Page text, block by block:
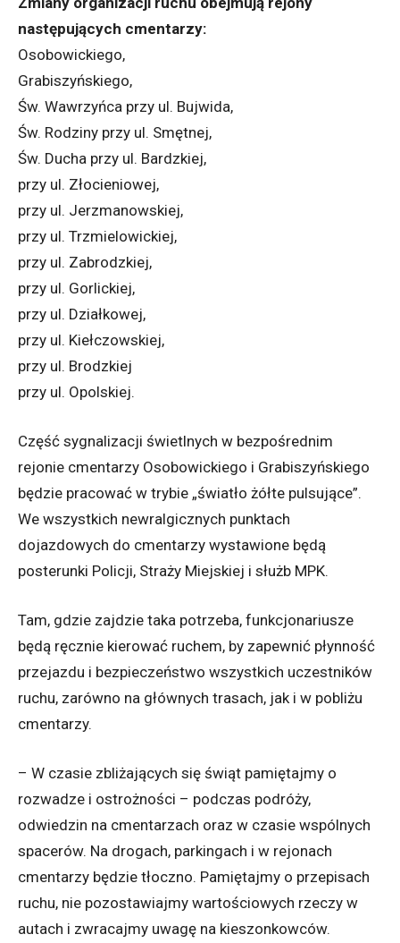
następujących cmentarzy:
Osobowickiego,
Grabiszyńskiego,
Św. Wawrzyńca przy ul. Bujwida,
Św. Rodziny przy ul. Smętnej,
Św. Ducha przy ul. Bardzkiej,
przy ul. Złocieniowej,
przy ul. Jerzmanowskiej,
przy ul. Trzmielowickiej,
przy ul. Zabrodzkiej,
przy ul. Gorlickiej,
przy ul. Działkowej,
przy ul. Kiełczowskiej,
przy ul. Brodzkiej
przy ul. Opolskiej.
Część sygnalizacji świetlnych w bezpośrednim
rejonie cmentarzy Osobowickiego i Grabiszyńskiego
będzie pracować w trybie „światło żółte pulsujące”.
We wszystkich newralgicznych punktach
dojazdowych do cmentarzy wystawione będą
posterunki Policji, Straży Miejskiej i służb MPK.
Tam, gdzie zajdzie taka potrzeba, funkcjonariusze
będą ręcznie kierować ruchem, by zapewnić płynność
przejazdu i bezpieczeństwo wszystkich uczestników
ruchu, zarówno na głównych trasach, jak i w pobliżu
cmentarzy.
– W czasie zbliżających się świąt pamiętajmy o
rozwadze i ostrożności – podczas podróży,
odwiedzin na cmentarzach oraz w czasie wspólnych
spacerów. Na drogach, parkingach i w rejonach
cmentarzy będzie tłoczno. Pamiętajmy o przepisach
ruchu, nie pozostawiajmy wartościowych rzeczy w
autach i zwracajmy uwagę na kieszonkowców.